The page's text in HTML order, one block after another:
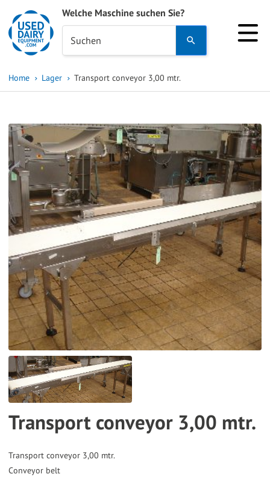
Welche Maschine suchen Sie?
Suchen
and
to
select
result.
Press
to
go
to
the
selected
search
result.
Touch
use
Home Lager Transport conveyor 3,00 mtr.
Transport conveyor 3,00 mtr.
Transport conveyor 3,00 mtr.
Conveyor belt